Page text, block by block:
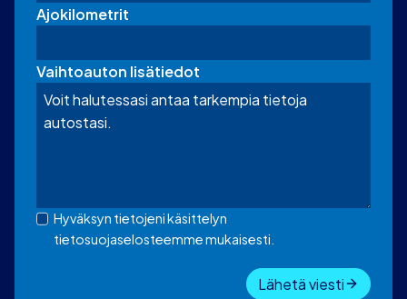
Ajokilometrit
Vaihtoauton lisätiedot
Hyväksyn tietojeni käsittelyn
tietosuojaselosteemme mukaisesti.
Lähetä viesti